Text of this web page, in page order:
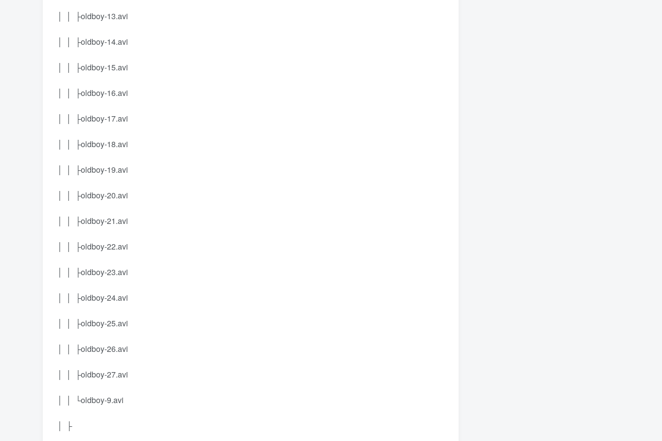
│ │ ├oldboy-13.avi
│ │ ├oldboy-14.avi
│ │ ├oldboy-15.avi
│ │ ├oldboy-16.avi
│ │ ├oldboy-17.avi
│ │ ├oldboy-18.avi
│ │ ├oldboy-19.avi
│ │ ├oldboy-20.avi
│ │ ├oldboy-21.avi
│ │ ├oldboy-22.avi
│ │ ├oldboy-23.avi
│ │ ├oldboy-24.avi
│ │ ├oldboy-25.avi
│ │ ├oldboy-26.avi
│ │ ├oldboy-27.avi
│ │ └oldboy-9.avi
│ ├